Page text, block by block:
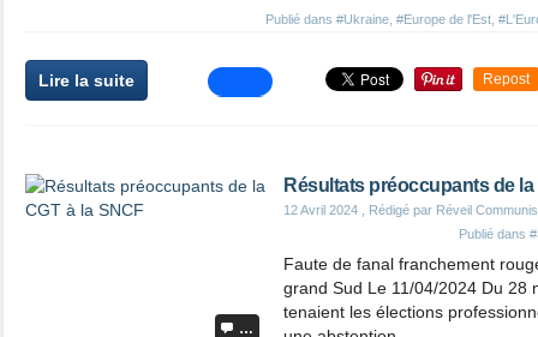
Publié dans #Ukraine #Europe de l'Est
Lire la suite Repost
…
Résultats préoccupants de la
12 Avril 2024 , Rédigé par Réveil
Publié dans
Faute de fanal franchement
grand Sud Le 11/04/2024 Du 28
tenaient les élections